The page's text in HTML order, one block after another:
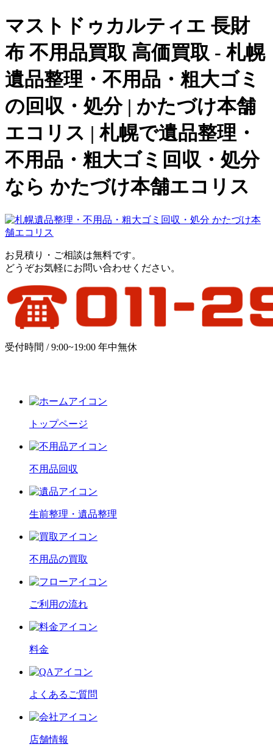
マストドゥカルティエ 長財
布 不用品買取 高価買取 - 札幌
遺品整理・不用品・粗大ゴミ
の回収・処分 | かたづけ本舗
エコリス | 札幌で遺品整理・
不用品・粗大ゴミ回収・処分
なら かたづけ本舗エコリス
お見積り・ご相談は無料です。
どうぞお気軽にお問い合わせください。
受付時間 / 9:00~19:00 年中無休
トップページ
不用品回収
生前整理・遺品整理
不用品の買取
ご利用の流れ
料金
よくあるご質問
店舗情報